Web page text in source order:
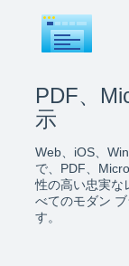
PDF、
示
Web、iOS、
で、PDF、
性の高い忠実な
べてのモダン
す。